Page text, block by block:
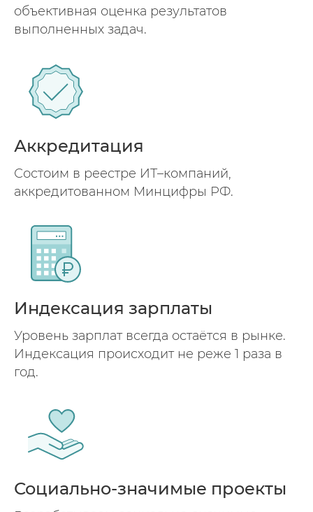
объективная оценка результатов
выполненных задач.
Аккредитация
Состоим в реестре ИТ–компаний,
аккредитованном Минцифры РФ.
Индексация зарплаты
Уровень зарплат всегда остаётся в рынке.
Индексация происходит не реже 1 раза в
год.
Социально-значимые проекты